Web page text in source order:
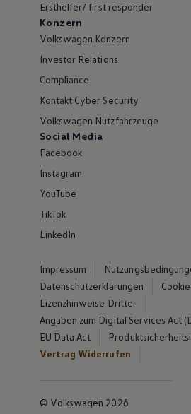
Ersthelfer/ first responder
Konzern
Volkswagen Konzern
Investor Relations
Compliance
Kontakt Cyber Security
Volkswagen Nutzfahrzeuge
Social Media
Facebook
Instagram
YouTube
TikTok
LinkedIn
Impressum
Datenschutzerklärungen
Lizenzhinweise Dritter
Angaben zum Digital Services Act
EU Data Act
Vertrag Widerrufen
© Volkswagen 2026